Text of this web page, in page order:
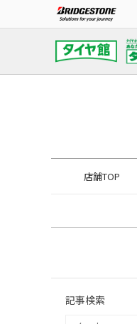
店舗TOP
記事検索